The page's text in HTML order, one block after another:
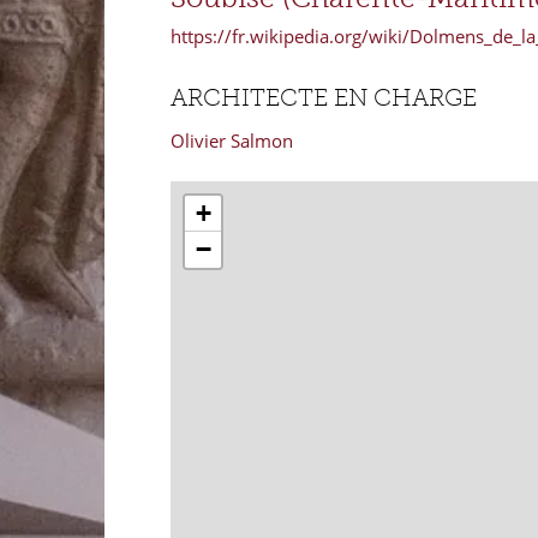
https://fr.wikipedia.org/wiki/
ARCHITECTE EN CHARGE
Olivier Salmon
+
−